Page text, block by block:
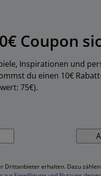
Coupon
Inspirationen und
du einen 10€
75€).
Drittanbieter erhalten. Dazu